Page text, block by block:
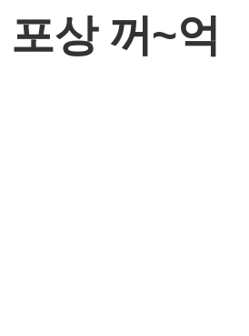
포상 꺼~억